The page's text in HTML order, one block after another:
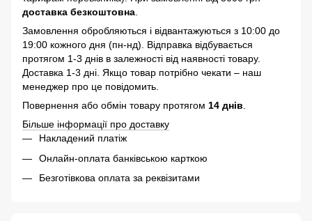
доставка безкоштовна.
Замовлення обробляються і відвантажуються з 10:00 до
19:00 кожного дня (пн-нд). Відправка відбувається
протягом 1-3 днів в залежності від наявності товару.
Доставка 1-3 дні. Якщо товар потрібно чекати – наш
менеджер про це повідомить.
Повернення або обмін товару протягом 14 днів.
Більше інформації про доставку
Накладений платіж
Онлайн-оплата банківською карткою
Безготівкова оплата за реквізитами